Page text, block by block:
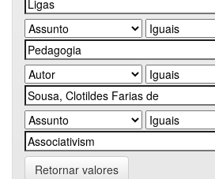
Retornar valores